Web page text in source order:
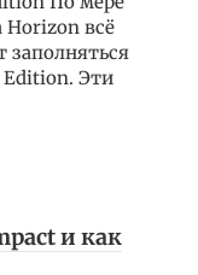
Horizon всё
заполняться
Эти
и как